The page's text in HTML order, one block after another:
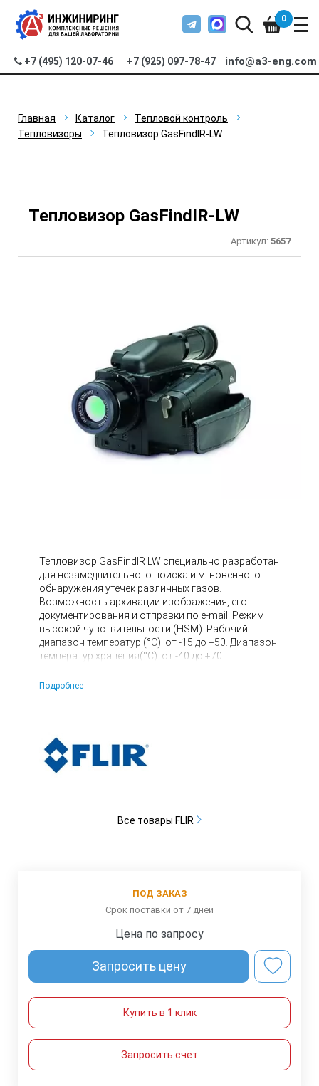
+7 (495) 120-07-46 +7 (925) 097-78-47 info@a3-eng.com
0
Главная Каталог
Тепловой контроль
Тепловизоры
Тепловизор GasFindIR-LW
Тепловизор GasFindIR-LW
Артикул: 5657
Тепловизор GasFindIR LW специально разработан
для незамедлительного поиска и мгновенного
обнаружения утечек различных газов.
Возможность архивации изображения, его
документирования и отправки по e-mail. Режим
высокой чувствительности (HSM). Рабочий
диапазон температур (°C): от -15 до +50. Диапазон
температур хранения(°C): от -40 до +70.
средств измерений РФ.
Подробнее
Все товары FLIR
ПОД ЗАКАЗ
Срок поставки от 7 дней
Цена по запросу
Запросить цену
Купить в 1 клик
Запросить счет